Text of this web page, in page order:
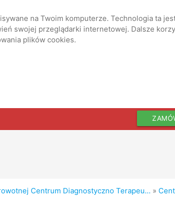
na Twoim komputerze. Technologia ta
swojej przeglądarki internetowej. Dalsze
plików cookies.
Centrum Diagnostyczno Terapeu... »